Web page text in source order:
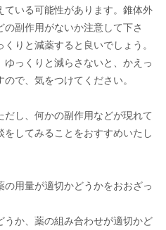
いる可能性があります。錐体外
副作用がないか注意して下さ
りと減薬すると良いでしょう。
っくりと減らさないと、かえっ
で、気をつけてください。
し、何かの副作用などが現れて
してみることをおすすめいたし
用量が適切かどうかをおおざっ
うか、薬の組み合わせが適切かど